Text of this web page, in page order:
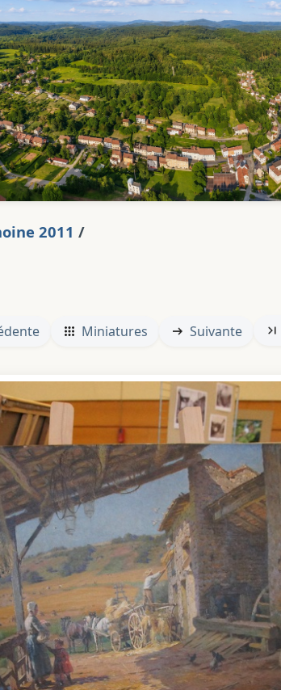
2011 /
Miniatures Suivante